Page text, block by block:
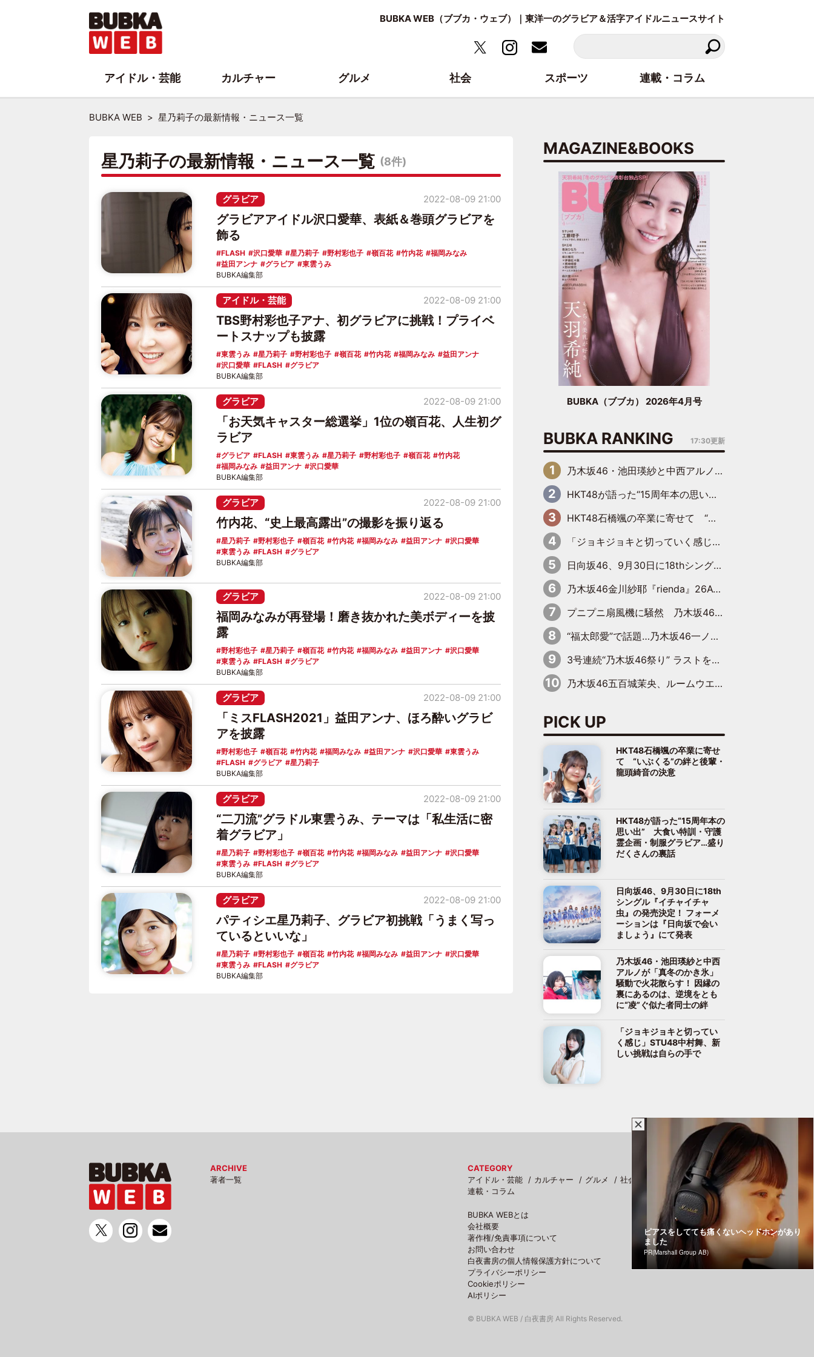
BUBKA WEB（ブブカ・ウェブ）｜東洋一のグラビア＆活字アイドルニュースサイト
BUBKA WEB 星乃莉子の最新情報・ニュース一覧
星乃莉子の最新情報・ニュース一覧 (8件)
グラビア
グラビアアイドル沢口愛華、表紙＆巻頭グラビアを
飾る
FLASH 沢口愛華 星乃莉子 野村彩也子 嶺百花 竹内花
福岡みなみ
益田アンナ
グラビア 東雲うみ
2022-08-09 21:00
BUBKA編集部
アイドル・芸能
TBS野村彩也子アナ、初グラビアに挑戦！プライベ
ートスナップも披露
東雲うみ 星乃莉子 野村彩也子 嶺百花 竹内花 福岡みなみ
益田アンナ
沢口愛華
FLASH グラビア
2022-08-09 21:00
BUBKA編集部
グラビア
「お天気キャスター総選挙」1位の嶺百花、人生初グ
ラビア
グラビア FLASH 東雲うみ 星乃莉子 野村彩也子 嶺百花
竹内花
福岡みなみ
益田アンナ 沢口愛華
2022-08-09 21:00
BUBKA編集部
グラビア
竹内花、“史上最高露出”の撮影を振り返る
星乃莉子 野村彩也子 嶺百花 竹内花 福岡みなみ 益田アンナ
沢口愛華
東雲うみ
FLASH グラビア
2022-08-09 21:00
BUBKA編集部
グラビア
福岡みなみが再登場！磨き抜かれた美ボディーを披
露
野村彩也子 星乃莉子 嶺百花 竹内花 福岡みなみ 益田アンナ
沢口愛華
東雲うみ
FLASH グラビア
2022-08-09 21:00
BUBKA編集部
グラビア
「ミスFLASH2021」益田アンナ、ほろ酔いグラビ
アを披露
野村彩也子 嶺百花 竹内花 福岡みなみ 益田アンナ 沢口愛華
東雲うみ
FLASH
グラビア 星乃莉子
2022-08-09 21:00
BUBKA編集部
グラビア
“二刀流”グラドル東雲うみ、テーマは「私生活に密
着グラビア」
星乃莉子 野村彩也子 嶺百花 竹内花 福岡みなみ 益田アンナ
沢口愛華
東雲うみ
FLASH グラビア
2022-08-09 21:00
BUBKA編集部
グラビア
パティシエ星乃莉子、グラビア初挑戦「うまく写っ
ているといいな」
星乃莉子 野村彩也子 嶺百花 竹内花 福岡みなみ 益田アンナ
沢口愛華
東雲うみ
FLASH グラビア
2022-08-09 21:00
BUBKA編集部
MAGAZINE&BOOKS
BUBKA（ブブカ） 2026年4月号
BUBKA RANKING 17:30更新
乃木坂46・池田瑛紗と中西アルノが「真冬のかき氷」騒動で火花散らす！ 因縁の裏にあるのは、逆境をともに“凌”ぐ似た者同士の絆
HKT48が語った“15周年本の思い出” 大食い特訓・守護霊企画・制服グラビア…盛りだくさんの裏話
HKT48石橋颯の卒業に寄せて “いぶくる”の絆と後輩・龍頭綺音の決意
「ジョキジョキと切っていく感じ」STU48中村舞、新しい挑戦は自らの手で
日向坂46、9月30日に18thシングル『イチャイチャ虫』の発売決定！ フォーメーションは『日向坂で会いましょう』にて発表
乃木坂46金川紗耶『rienda』26AW LOOKモデルに就任
プニプニ扇風機に騒然 乃木坂46“これいくら金”延長中は今回もわちゃわちゃ全開
“福太郎愛”で話題…乃木坂46一ノ瀬美空、地元福岡『めんべい25周年トップサポーター』に就任
3号連続“乃木坂46祭り” ラストを飾るのは賀喜遥香…5年ぶりの登場に「5年分大人になった私を見ていただけたら」
乃木坂46五百城茉央、ルームウエアでリラックス「今回のグラビアを見て成長を感じていただけるとうれしい」
PICK UP
HKT48石橋颯の卒業に寄せ
て “いぶくる”の絆と後輩・
龍頭綺音の決意
HKT48が語った“15周年本の
思い出” 大食い特訓・守護
霊企画・制服グラビア…盛り
だくさんの裏話
日向坂46、9月30日に18th
シングル『イチャイチャ
虫』の発売決定！ フォーメ
ーションは『日向坂で会い
ましょう』にて発表
乃木坂46・池田瑛紗と中西
アルノが「真冬のかき氷」
騒動で火花散らす！ 因縁の
裏にあるのは、逆境をとも
に“凌”ぐ似た者同士の絆
「ジョキジョキと切ってい
く感じ」STU48中村舞、新
しい挑戦は自らの手で
ARCHIVE
著者一覧
CATEGORY
アイドル・芸能
カルチャー グルメ 社会
スポーツ
連載・コラム
BUBKA WEBとは
会社概要
著作権/免責事項について
お問い合わせ
白夜書房の個人情報保護方針について
プライバシーポリシー
Cookieポリシー
AIポリシー
© BUBKA WEB / 白夜書房 All Rights Reserved.
アイドル・芸能 カルチャー グルメ 社会 スポーツ 連載・コラム
ピアスをしてても痛くないヘッドホンがあり
ました
PR(Marshall Group AB)